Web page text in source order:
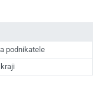
podnikatele